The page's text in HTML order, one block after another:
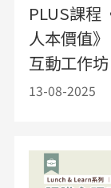
PLUS課程
人本價值》
互動工作坊
13-08-2025